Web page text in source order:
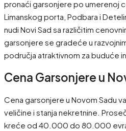
pronaći garsonjere po umerenoj
Limanskog porta, Podbara i
nudi Novi Sad sa različitim
garsonjere se gradeće u
područja atraktivnom za buduće
Cena Garsonjere u
Cena garsonjere u Novom Sadu
veličine i stanja nekretnine.
kreće od 40.000 do 80.000